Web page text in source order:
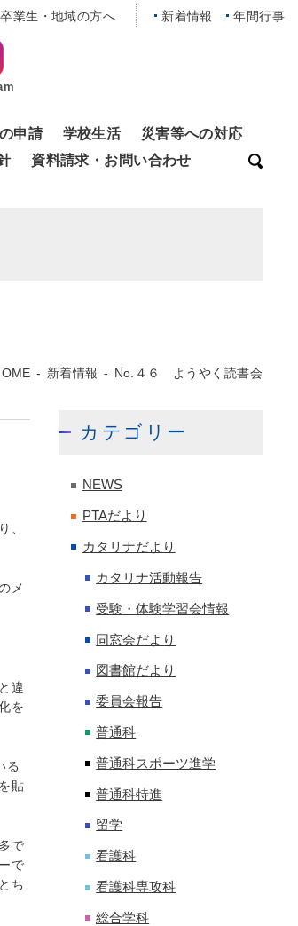
卒業生・地域の方へ 新着情報 年間行事
申請 学校生活
災害等への対応
資料請求・お問い合わせ
- 新着情報 - No.４６ ようやく読書会
、
メ
違
を
る
貼
で
で
ち
カテゴリー
NEWS
PTAだより
カタリナだより
カタリナ活動報告
受験・体験学習会情報
同窓会だより
図書館だより
委員会報告
普通科
普通科スポーツ進学
普通科特進
留学
看護科
看護科専攻科
総合学科